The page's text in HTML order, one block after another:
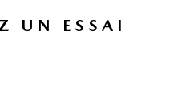
UN ESSAI